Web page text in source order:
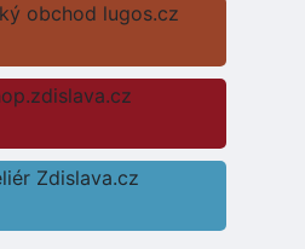
obchod lugos.cz
Zdislava.cz